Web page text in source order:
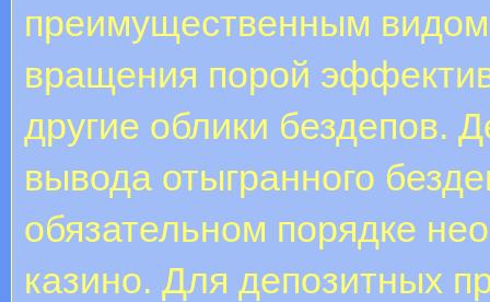
преимущественным
вращения порой
другие облики бездепов.
вывода отыгранного
обязательном порядке
казино. Для депозитных